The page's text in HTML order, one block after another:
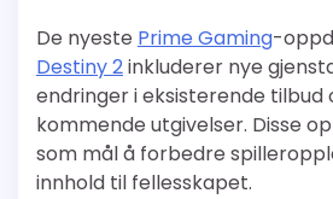
De nyeste Prime Gaming-
Destiny 2inkluderer nye
endringer i eksisterende tilbud
kommende utgivelser. Disse
som mål å forbedre
innhold til fellesskapet.